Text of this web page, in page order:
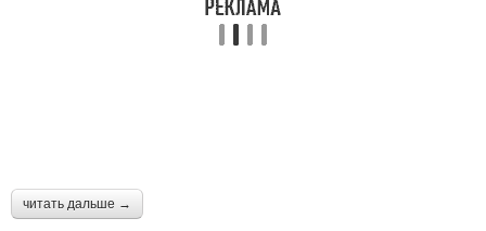
читать дальше →